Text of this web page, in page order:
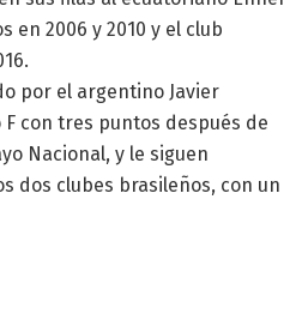
en 2006 y 2010 y el club
por el argentino Javier
con tres puntos después de
Nacional, y le siguen
dos clubes brasileños, con un